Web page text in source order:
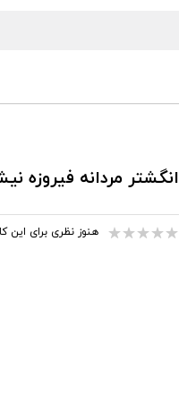
انگشتر مردانه فیروزه
هنوز نظری برای این